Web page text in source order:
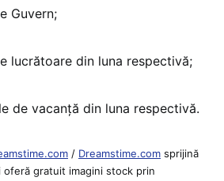
Guvern;
lucrătoare din luna respectivă;
de vacanţă din luna respectivă.
/ Dreamstime.com sprijină
oferă gratuit imagini stock prin